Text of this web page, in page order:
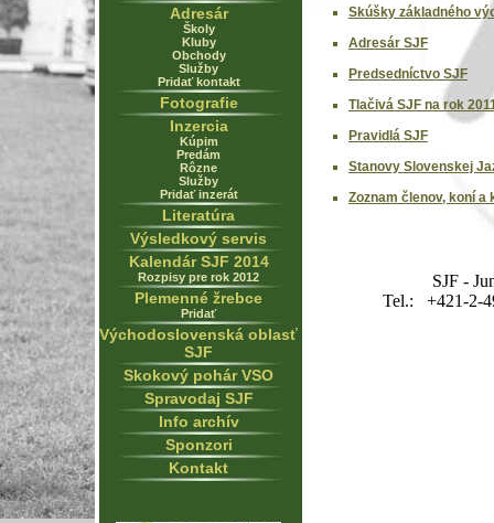
Adresár
Školy
Kluby
Obchody
Služby
Pridať kontakt
Fotografie
Inzercia
Kúpim
Predám
Rôzne
Služby
Pridať inzerát
Literatúra
Výsledkový servis
Kalendár SJF 2014
Rozpisy pre rok 2012
Plemenné žrebce
Pridať
Východoslovenská oblasť
SJF
Skokový pohár VSO
Spravodaj SJF
Info archív
Sponzori
Kontakt
Skúšky základného
Adresár SJF
Predsedníctvo SJF
Tlačivá SJF na rok
Pravidlá SJF
Stanovy Slovenskej
Zoznam členov, koní a
SJF -
Tel.: +421-2-